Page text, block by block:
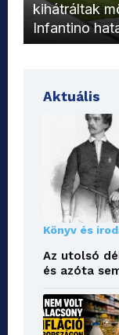
kihátráltak
Infantino
Aktuális
Könyv és
Az utolsó
és azóta